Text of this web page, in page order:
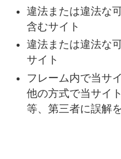
違法または違法な
含むサイト
違法または違法な
サイト
フレーム内で当サ
他の方式で当サイ
等、第三者に誤解